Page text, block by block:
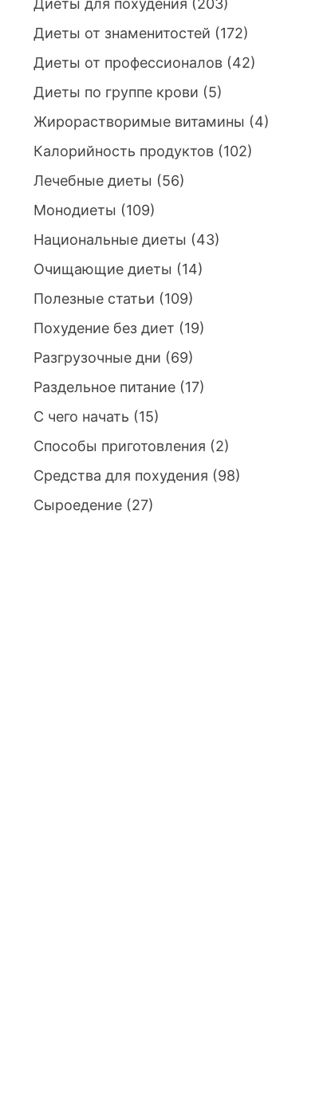
Диеты для похудения (203)
Диеты от знаменитостей (172)
Диеты от профессионалов(42)
Диеты по группе крови (5)
Жирорастворимые витамины (4)
Калорийность продуктов(102)
Лечебные диеты (56)
Монодиеты (109)
Национальные диеты (43)
Очищающие диеты (14)
Полезные статьи (109)
Похудение без диет (19)
Разгрузочные дни (69)
Раздельное питание(17)
С чего начать (15)
Способы приготовления (2)
Средства для похудения (98)
Сыроедение(27)